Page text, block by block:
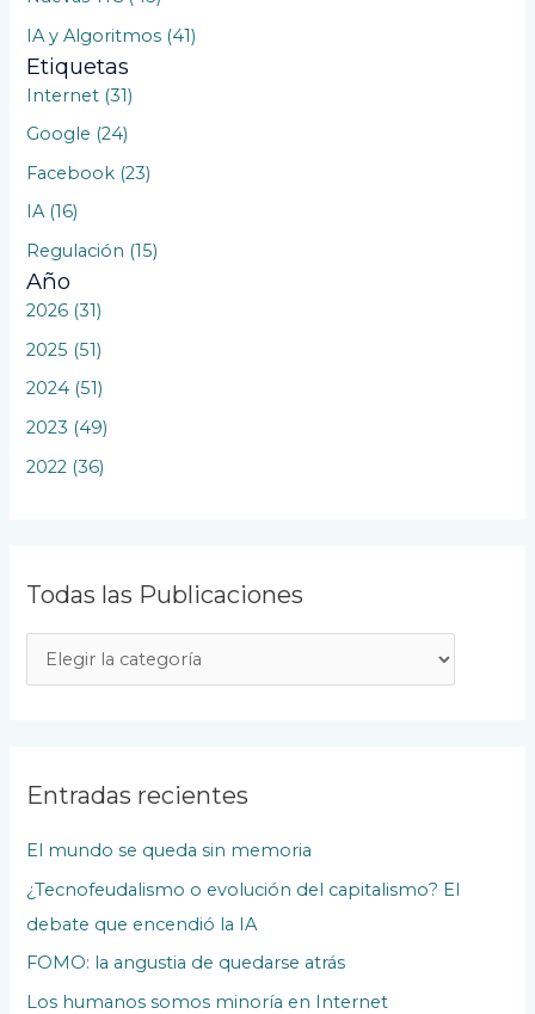
IA y Algoritmos (41)
Etiquetas
Internet (31)
Google (24)
Facebook (23)
IA (16)
Regulación (15)
Año
2026 (31)
2025 (51)
2024 (51)
2023 (49)
2022 (36)
Todas las Publicaciones
o
s
a
s
P
u
b
Entradas recientes
El mundo se queda sin memoria
¿Tecnofeudalismo o evolución del capitalismo? El
debate que encendió la IA
FOMO: la angustia de quedarse atrás
Los humanos somos minoría en Internet